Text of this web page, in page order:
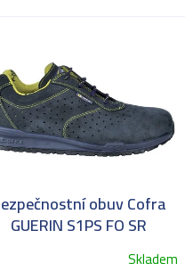
obuv Cofra
GUERIN S1PS FO SR
Skladem